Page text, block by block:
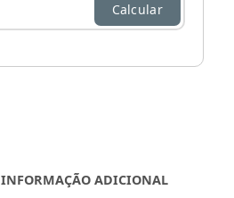
Calcular
INFORMAÇÃO ADICIONAL